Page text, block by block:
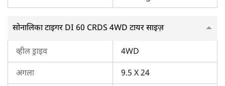
सोनालिका टाइगर DI 60 CRDS 4WD टायर साइज़
व्हील ड्राइव 4WD
अगला 9.5 X 24